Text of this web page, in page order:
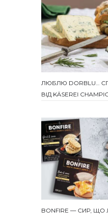
ЛЮБЛЮ DORBLU…
ВІД KÄSEREI
BONFIRE — СИР,